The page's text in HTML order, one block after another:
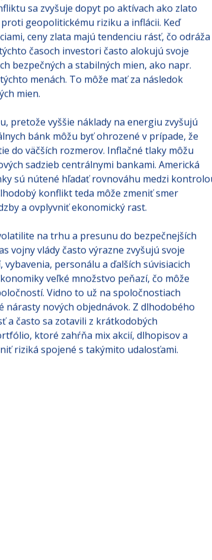
sentiment investorov, čo vedie k presunu do
sa zvyšuje dopyt po aktívach ako zlato
geopolitickému riziku a inflácii. Keď
ceny zlata majú tendenciu rásť, čo odráža
časoch investori často alokujú svoje
bezpečných a stabilných mien, ako napr.
menách. To môže mať za následok
pretože vyššie náklady na energiu zvyšujú
bánk môžu byť ohrozené v prípade, že
do väčších rozmerov. Inflačné tlaky môžu
sadzieb centrálnymi bankami. Americká
sú nútené hľadať rovnováhu medzi kontrolou
konflikt teda môže zmeniť smer
na trhu a presunu do bezpečnejších
vojny vlády často výrazne zvyšujú svoje
personálu a ďalších súvisiacich
veľké množstvo peňazí, čo môže
Vidno to už na spoločnostiach
nových objednávok. Z dlhodobého
často sa zotavili z krátkodobých
ktoré zahŕňa mix akcií, dlhopisov a